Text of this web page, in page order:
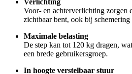
Verlichting
Voor- en achterverlichting zorgen
zichtbaar bent, ook bij schemering
Maximale belasting
De step kan tot 120 kg dragen,
een brede gebruikersgroep.
In hoogte verstelbaar stuur